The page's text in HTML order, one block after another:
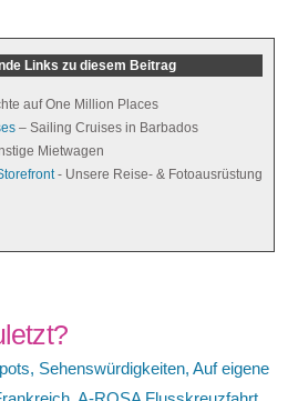
Links zu diesem Beitrag
auf One Million Places
– Sailing Cruises in Barbados
Mietwagen
- Unsere Reise- & Fotoausrüstung